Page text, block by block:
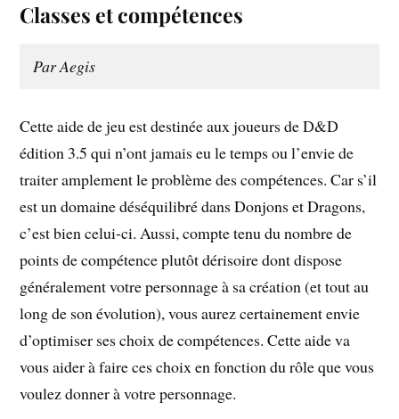
Classes et compétences
Par Aegis
Cette aide de jeu est destinée aux joueurs de D&D
édition 3.5 qui n’ont jamais eu le temps ou l’envie de
traiter amplement le problème des compétences. Car s’il
est un domaine déséquilibré dans Donjons et Dragons,
c’est bien celui-ci. Aussi, compte tenu du nombre de
points de compétence plutôt dérisoire dont dispose
généralement votre personnage à sa création (et tout au
long de son évolution), vous aurez certainement envie
d’optimiser ses choix de compétences. Cette aide va
vous aider à faire ces choix en fonction du rôle que vous
voulez donner à votre personnage.